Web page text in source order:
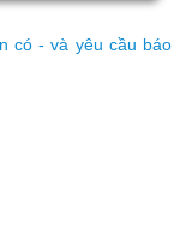
có - và yêu cầu báo